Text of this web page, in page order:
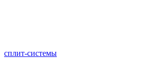
сплит-системы